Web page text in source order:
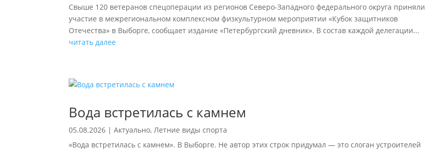
Свыше 120 ветеранов спецоперации из регионов Северо-Западного федерального округа приняли
участие в межрегиональном комплексном физкультурном мероприятии «Кубок защитников
Отечества» в Выборге, сообщает издание «Петербургский дневник». В состав каждой делегации...
читать далее
Вода встретилась с камнем
05.08.2026 |Актуально,Летние виды спорта
«Вода встретилась с камнем». В Выборге. Не автор этих строк придумал — это слоган устроителей